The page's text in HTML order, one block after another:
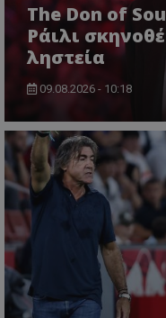
The Don of
Ράιλι
ληστεία
09.08.2026 - 10:18